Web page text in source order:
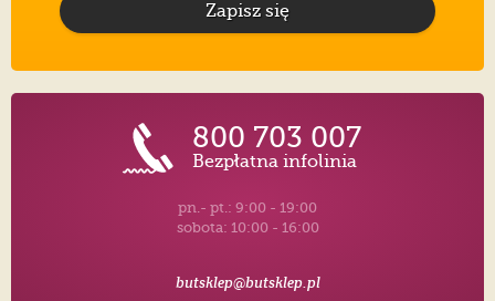
Zapisz się
800 703 007
Bezpłatna infolinia
pn.- pt.: 9:00 - 19:00
sobota: 10:00 - 16:00
butsklep@butsklep.pl